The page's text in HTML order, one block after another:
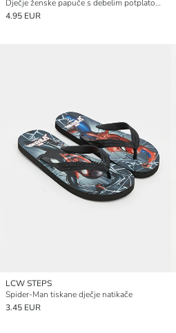
Dječje ženske papuče s debelim potplatom i dvostrukim kopčanjem
4.95 EUR
LCW STEPS
Spider-Man tiskane dječje natikače
3.45 EUR